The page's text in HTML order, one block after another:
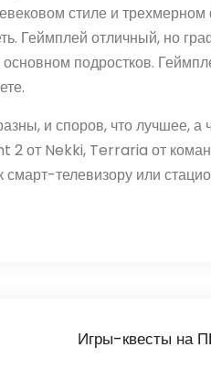
стиле и
Геймплей отличный, но
подростков.
и споров, что лучшее,
2 от Nekki, Terraria от
смарт-телевизору или
Игры-квесты на